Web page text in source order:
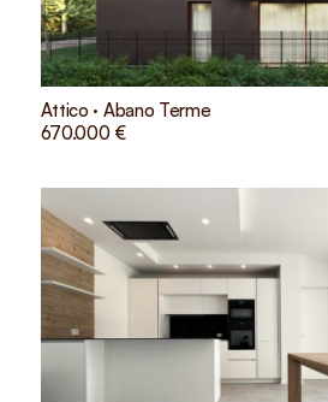
Attico · Abano Terme
670.000 €